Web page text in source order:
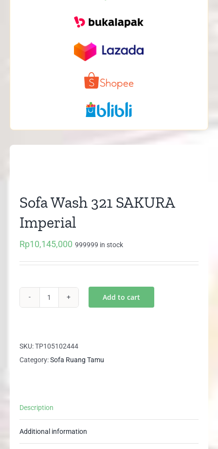
Sofa Wash 321 SAKURA
Imperial
Rp10,145,000 999999 in stock
SAKURA
Imperial
Add to cart
SKU:TP105102444
Category:Sofa Ruang Tamu
Description
Additional information